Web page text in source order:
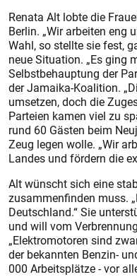
Renata Alt lobte die
Berlin. „Wir arbeiten eng
Wahl, so stellte sie fest,
neue Situation. „Es ging
Selbstbehauptung der
der Jamaika-Koalition.
umsetzen, doch die
Parteien kamen viel zu
rund 60 Gästen beim
Zeug legen wolle. „Wir
Landes und fördern die
Alt wünscht sich eine
zusammenfinden muss.
Deutschland.“ Sie
und will vom
„Elektromotoren sind
der bekannten Benzin-
000 Arbeitsplätze - vor